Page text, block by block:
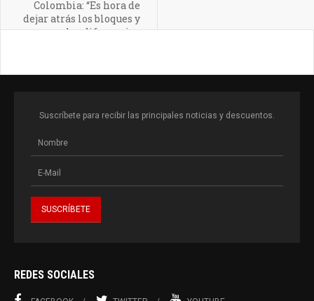
Colombia: “Es hora de
dejar atrás los bloques y
las diferencias
Suscríbete para recibir las principales noticias y descuentos.
REDES SOCIALES